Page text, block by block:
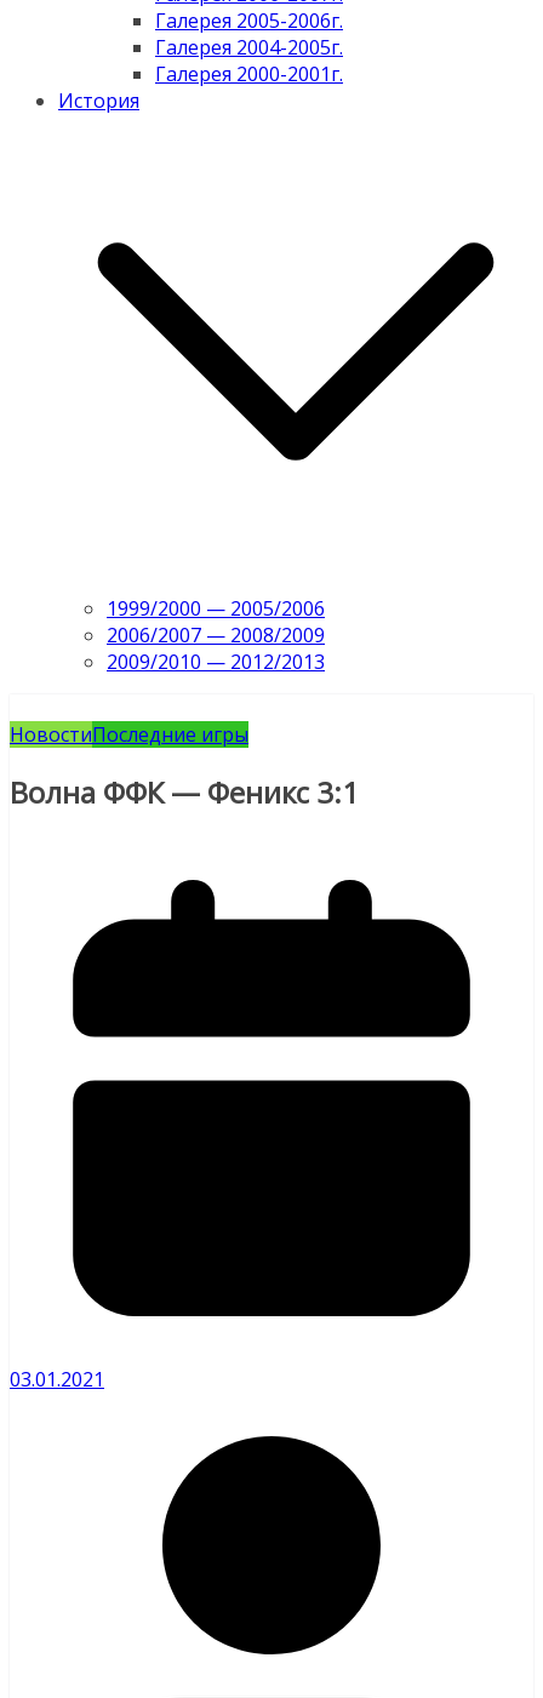
Галерея 2005-2006г.
Галерея 2004-2005г.
Галерея 2000-2001г.
История
1999/2000 — 2005/2006
2006/2007 — 2008/2009
2009/2010 — 2012/2013
НовостиПоследние игры
Волна ФФК — Феникс 3:1
03.01.2021